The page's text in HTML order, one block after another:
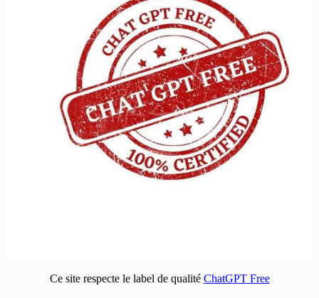
Ce site respecte le label de qualité ChatGPT Free